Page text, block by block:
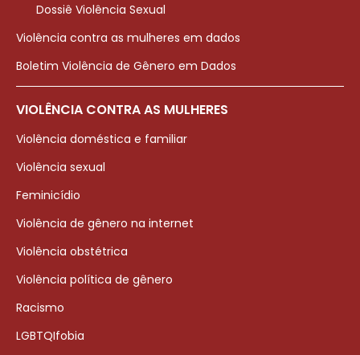
Dossiê Violência Sexual
Violência contra as mulheres em dados
Boletim Violência de Gênero em Dados
VIOLÊNCIA CONTRA AS MULHERES
Violência doméstica e familiar
Violência sexual
Feminicídio
Violência de gênero na internet
Violência obstétrica
Violência política de gênero
Racismo
LGBTQIfobia